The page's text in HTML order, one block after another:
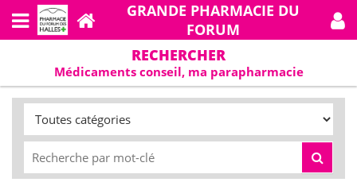
GRANDE PHARMACIE DU
FORUM
RECHERCHER
Médicaments conseil, ma parapharmacie